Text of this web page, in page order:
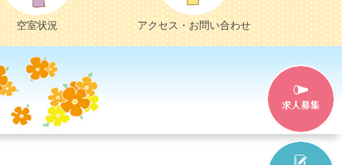
空室状況 アクセス・お問い合わせ